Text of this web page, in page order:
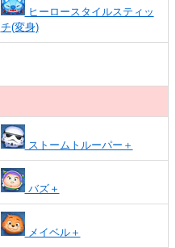
ヒーロースタイルスティッ
チ(変身)
ストームトルーパー＋
バズ＋
メイベル＋